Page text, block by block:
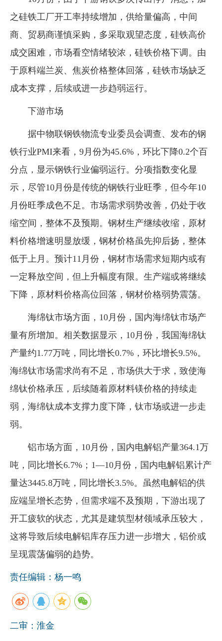
之硅铁工厂开工率持续增加，供给量偏高，中间
商、贸易商谨慎采购，多采取观望态度，硅铁高价
成交困难，市场看空情绪较浓，硅铁价格下调。由
于原料端兰炭、焦炭价格整体回落，硅铁市场缺乏
成本支撑，后续或进一步趋弱运行。
下游市场
据中物联钢铁物流专业委员会调查、发布的钢
铁行业PMI来看，9月份为45.6%，环比下降0.2个百
分点，显示钢铁行业偏弱运行。分项指数变化显
示，尽管10月份是传统的钢铁行业旺季，但今年10
月份旺季成色不足。市场需求弱势改善，仍处于收
缩空间，整体不及预期。钢材生产继续收缩，原材
料价格增速明显放缓，钢材价格虽先抑后扬，整体
低于上月。预计11月份，钢材市场需求短期内或有
一定释放空间，但上升幅度有限。生产端或将继续
下降，原材料价格高位回落，钢材价格弱势震荡。
海绵钛市场方面，10月份，国内海绵钛市场产
量有所增加。相关数据显示，10月份，我国海绵钛
产量约1.77万吨，同比增长0.7%，环比增长9.5%。
海绵钛市场需求尚有不足，市场供大于求，致使海
绵钛价格承压，后续随着原材料镁价格的持续走
弱，海绵钛成本支撑力度下降，钛市场或进一步走
弱。
铝市场方面，10月份，国内电解铝产量364.1万
吨，同比增长6.7%；1—10月份，国内电解铝累计产
量达3445.8万吨，同比增长3.5%。虽然电解铝的供
应端呈增长态势，但需求端不及预期，下游出现了
开工疲软的状态，尤其是建筑型材领域承压较大，
这将导致后续电解铝库存压力进一步增大，铝价或
呈现震荡偏弱的趋势。
责任编辑：杨一鸣
二审：淮金